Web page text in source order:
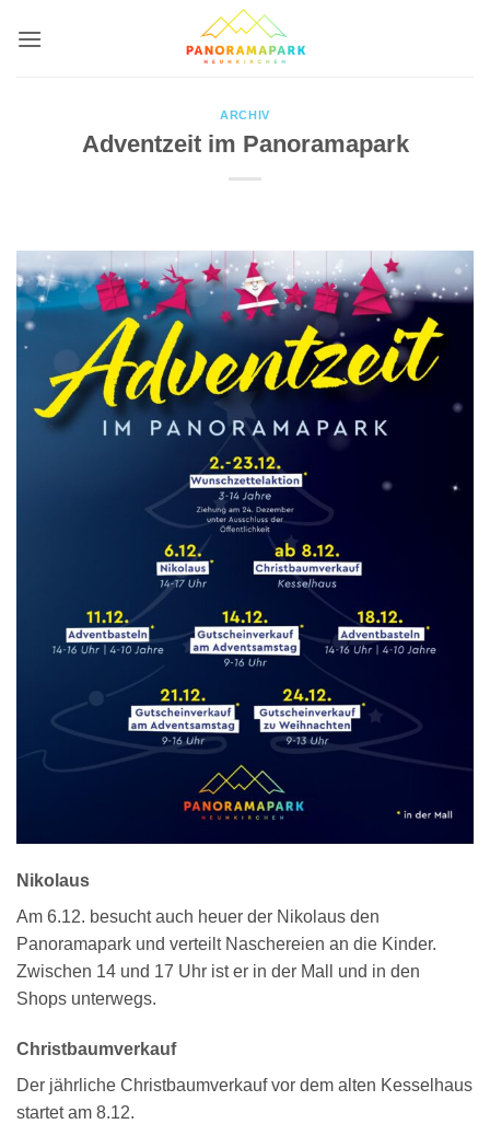
Inhalt
ARCHIV
Adventzeit im Panoramapark
Nikolaus
Am 6.12. besucht auch heuer der Nikolaus den
Panoramapark und verteilt Naschereien an die Kinder.
Zwischen 14 und 17 Uhr ist er in der Mall und in den
Shops unterwegs.
Christbaumverkauf
Der jährliche Christbaumverkauf vor dem alten Kesselhaus
startet am 8.12.